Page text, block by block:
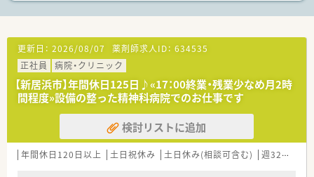
更新日： 2026/08/07 薬剤師求人ID： 634535
正社員
病院・クリニック
【新居浜市】年間休日125日♪«17：00終業・残業少なめ月2時
間程度»設備の整った精神科病院でのお仕事です
検討リストに追加
年間休日120日以上 土日祝休み 土日休み(相談可含む) 週32h以上